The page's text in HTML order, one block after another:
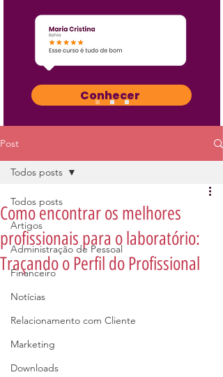
Conhecer
Post
Todos posts
Artigos
Administração de Pessoal
Financeiro
Notícias
Relacionamento com Cliente
Marketing
Downloads
Todos posts
Como encontrar os melhores
profissionais para o laboratório:
Traçando o Perfil do Profissional